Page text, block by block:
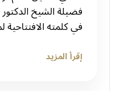
فضيلة الشيخ
في كلمته الافتتاحية
إقرأ المزيد